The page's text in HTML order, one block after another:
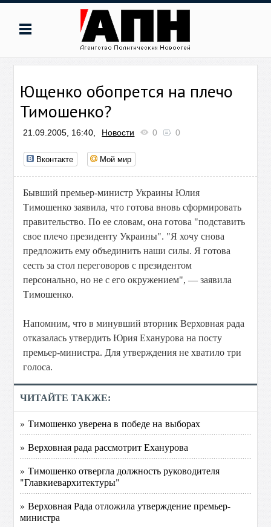
Ющенко обопрется на плечо
Тимошенко?
21.09.2005, 16:40, Новости 0 0
Вконтакте Мой мир
Бывший премьер-министр Украины Юлия
Тимошенко заявила, что готова вновь сформировать
правительство. По ее словам, она готова "подставить
свое плечо президенту Украины". "Я хочу снова
предложить ему объединить наши силы. Я готова
сесть за стол переговоров с президентом
персонально, но не с его окружением", — заявила
Тимошенко.
Напомним, что в минувший вторник Верховная рада
отказалась утвердить Юрия Еханурова на посту
премьер-министра. Для утверждения не хватило три
голоса.
ЧИТАЙТЕ ТАКЖЕ:
» Тимошенко уверена в победе на выборах
» Верховная рада рассмотрит Еханурова
» Тимошенко отвергла должность руководителя
"Главкиевархитектуры"
» Верховная Рада отложила утверждение премьер-
министра